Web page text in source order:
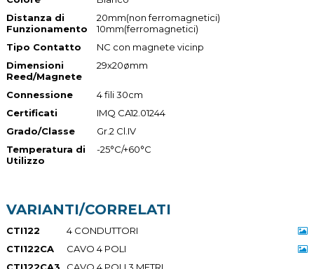
Distanza di
Funzionamento
20mm(non ferromagnetici)
10mm(ferromagnetici)
Tipo Contatto
NC con magnete vicinp
Dimensioni
Reed/Magnete
29x20ømm
Connessione
4 fili 30cm
Certificati
IMQ CA12.01244
Grado/Classe
Gr.2 Cl.IV
Temperatura di
Utilizzo
-25°C/+60°C
VARIANTI/CORRELATI
CTI122
4 CONDUTTORI
CTI122CA
CAVO 4 POLI